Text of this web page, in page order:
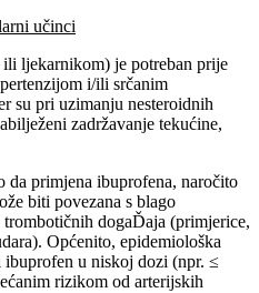
učinci
ljekarnikom) je potreban prije
i/ili srčanim
su pri uzimanju nesteroidnih
zadržavanje tekućine,
primjena ibuprofena, naročito
biti povezana s blago
dogaĎaja (primjerice,
Općenito, epidemiološka
u niskoj dozi (npr. ≤
rizikom od arterijskih